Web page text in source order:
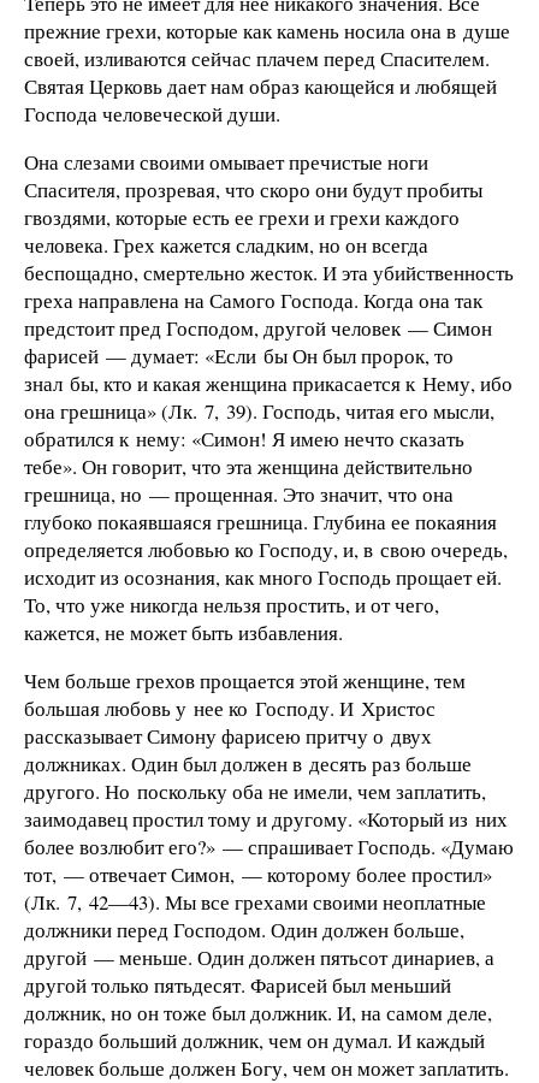
прежние грехи, которые как камень носила она в душе
своей, изливаются сейчас плачем перед Спасителем.
Святая Церковь дает нам образ кающейся и любящей
Господа человеческой души.
Она слезами своими омывает пречистые ноги
Спасителя, прозревая, что скоро они будут пробиты
гвоздями, которые есть ее грехи и грехи каждого
человека. Грех кажется сладким, но он всегда
беспощадно, смертельно жесток. И эта убийственность
греха направлена на Самого Господа. Когда она так
предстоит пред Господом, другой человек — Симон
фарисей — думает: «Если бы Он был пророк, то
знал бы, кто и какая женщина прикасается к Нему, ибо
она грешница» (Лк. 7, 39). Господь, читая его мысли,
обратился к нему: «Симон! Я имею нечто сказать
тебе». Он говорит, что эта женщина действительно
грешница, но — прощенная. Это значит, что она
глубоко покаявшаяся грешница. Глубина ее покаяния
определяется любовью ко Господу, и, в свою очередь,
исходит из осознания, как много Господь прощает ей.
То, что уже никогда нельзя простить, и от чего,
кажется, не может быть избавления.
Чем больше грехов прощается этой женщине, тем
большая любовь у нее ко Господу. И Христос
рассказывает Симону фарисею притчу о двух
должниках. Один был должен в десять раз больше
другого. Но поскольку оба не имели, чем заплатить,
заимодавец простил тому и другому. «Который из них
более возлюбит его?» — спрашивает Господь. «Думаю
тот, — отвечает Симон, — которому более простил»
(Лк. 7, 42—43). Мы все грехами своими неоплатные
должники перед Господом. Один должен больше,
другой — меньше. Один должен пятьсот динариев, а
другой только пятьдесят. Фарисей был меньший
должник, но он тоже был должник. И, на самом деле,
гораздо больший должник, чем он думал. И каждый
человек больше должен Богу, чем он может заплатить.